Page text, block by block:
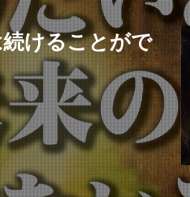
けることがで